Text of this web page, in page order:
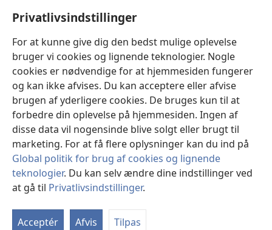
Privatlivsindstillinger
For at kunne give dig den bedst mulige oplevelse
bruger vi cookies og lignende teknologier. Nogle
cookies er nødvendige for at hjemmesiden fungerer
og kan ikke afvises. Du kan acceptere eller afvise
brugen af yderligere cookies. De bruges kun til at
forbedre din oplevelse på hjemmesiden. Ingen af
disse data vil nogensinde blive solgt eller brugt til
marketing. For at få flere oplysninger kan du ind på
Global politik for brug af cookies og lignende
teknologier. Du kan selv ændre dine indstillinger ved
at gå til Privatlivsindstillinger.
Acceptér Afvis Tilpas
nyt
vindue)Watchtower ONLINE LIBRARY™
nyt
vindue)JW Hub
(åbner
nyt
vindue)JW Library
Watchtower Library
Copyright© 2026 Watch Tower Bible and Tract Society of Pennsylvania.
ANVENDELSESVILKÅR |PRIVATLIVSPOLITIK
PRIVATLIVSINDSTILLINGER